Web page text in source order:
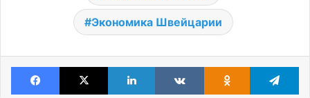
Экономика Швейцарии
Facebook X LinkedIn VKontakteOdnoklassniki